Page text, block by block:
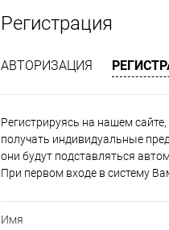
Регистрация
АВТОРИЗАЦИЯ
Регистрируясь на нашем
получать индивидуальные
они будут подставляться
При первом входе в систему
Имя